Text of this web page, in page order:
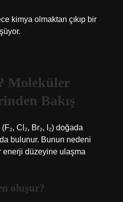
kimya olmaktan çıkıp bir
Moleküler
Bakış
Cl₂, Br₂, I₂) doğada
bulunur. Bunun nedeni
enerji düzeyine ulaşma
oluşur?